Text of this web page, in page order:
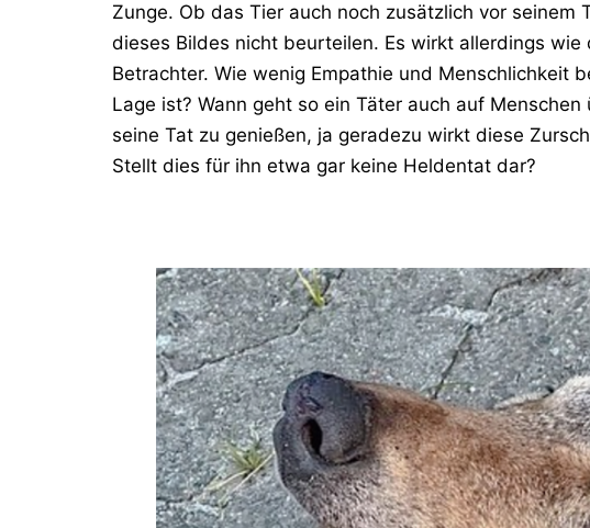
Zunge. Ob das Tier auch noch zusätzlich vor
dieses Bildes nicht beurteilen. Es wirkt allerdings
Betrachter. Wie wenig Empathie und Menschlichkeit
Lage ist? Wann geht so ein Täter auch auf
seine Tat zu genießen, ja geradezu wirkt diese
Stellt dies für ihn etwa gar keine Heldentat dar?